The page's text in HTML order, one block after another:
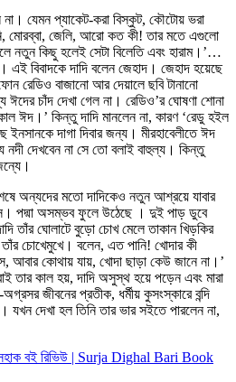
যেমন প্যাকেট-করা বিস্কুট, কৌটোয় ভরা
মোরব্বা, জেলি, আরো কত কী! তার মতে এগুলো
নতুন কিছু হলেই সেটা বিলেতি এবং হারাম।’…
এই বিবাদকে দাদি বলেন জেহাদ। জেহাদ হয়েছে
রেডিও বাজানো আর দেয়ালে ছবি টানানো
ঈদের চাঁদ দেখা গেল না। রেডিও’র ঘোষণা শোনা
ঈদ।’ কিন্তু দাদি মানলেন না, কারণ ‘রেডু হইল
দাগা দিবার জন্য। মীরহাবেলীতে ঈদ
নদী দেখবেন না সে তো বলাই বাহুল্য। কিন্তু
অন্যদের মতো দাদিকেও নতুন আশ্রয়ে যাবার
পদ্মা অসম্ভব ফুলে উঠেছে । দুই পাড় ডুবে
তাঁর ঘোলাটে বুড়ো চোখ মেলে তাকান খিড়কির
চোখেমুখে। বলেন, এত পানি! খোদার কী
কোথায় যায়, খোদা ছাড়া কেউ জানে না।’
তার কাল হয়, দাদি অসুস্থ হয়ে পড়েন এবং মারা
জীবনের প্রতীক, ধর্মীয় কুসংস্কারে বন্দি
যখন দেখা হল তিনি তার ভার সইতে পারলেন না,
বই রিভিউ | Surja Dighal Bari Book